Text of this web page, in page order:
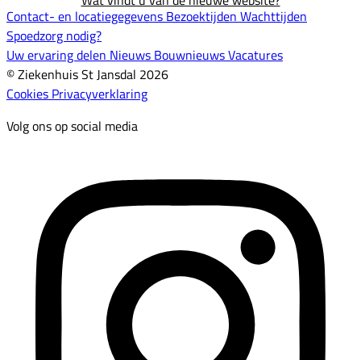
Contact- en locatiegegevens Bezoektijden Wachttijden
Spoedzorg nodig?
Uw ervaring delen Nieuws BouwnieuwsVacatures
© Ziekenhuis St Jansdal 2026
Cookies Privacyverklaring
Volg ons op social media